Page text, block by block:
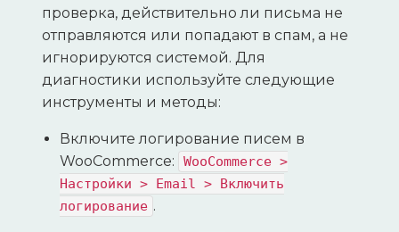
проверка, действительно ли письма не
отправляются или попадают в спам, а не
игнорируются системой. Для
диагностики используйте следующие
инструменты и методы:
Включите логирование писем в
WooCommerce:
WooCommerce >
Настройки > Email > Включить
логирование .